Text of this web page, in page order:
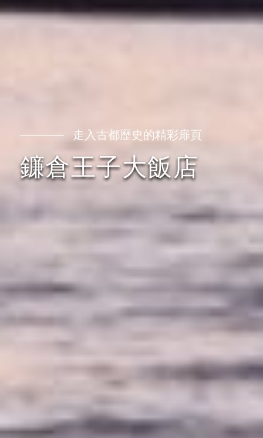
走入古都歷史的精彩扉頁
鐮倉王子大飯店